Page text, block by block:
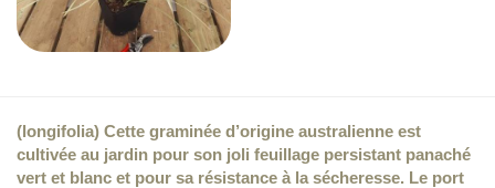
(longifolia) Cette graminée d’origine australienne est
cultivée au jardin pour son joli feuillage persistant panaché
vert et blanc et pour sa résistance à la sécheresse. Le port